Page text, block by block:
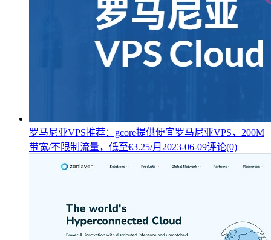
罗马尼亚VPS推荐：gcore提供便宜罗马尼亚VPS，200M
带宽/不限制流量，低至€3.25/月 2023-06-09评论(0)